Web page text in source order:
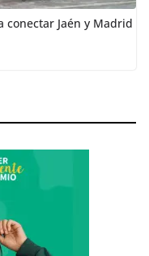
Jaén y Madrid